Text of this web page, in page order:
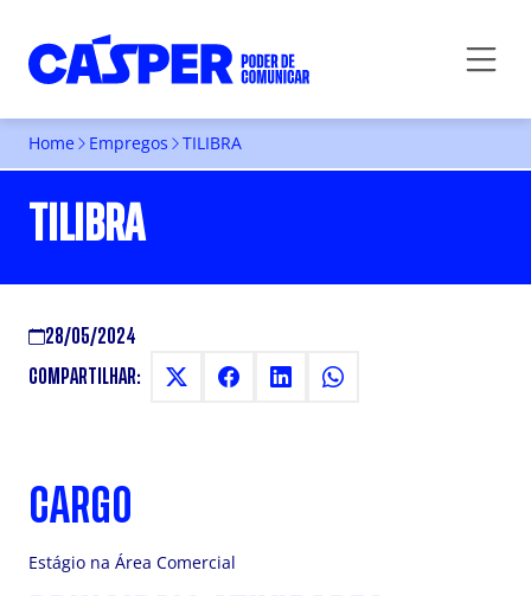
Home Empregos TILIBRA
TILIBRA
28/05/2024
COMPARTILHAR:
CARGO
Estágio na Área Comercial